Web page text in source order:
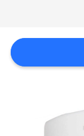
PRIVACY
POLICY